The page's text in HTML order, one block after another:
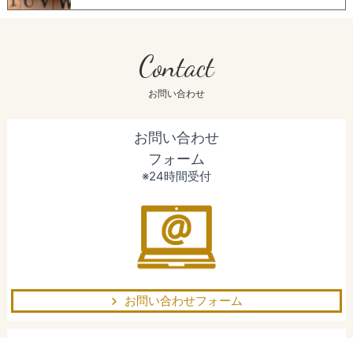
Contact
お問い合わせ
お問い合わせ
フォーム
※24時間受付
お問い合わせフォーム